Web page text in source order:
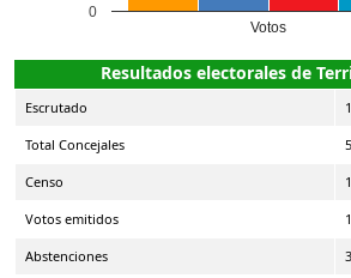
Votos
0
Resultados electorales de
Escrutado
Total Concejales 5
Censo
Votos emitidos
Abstenciones